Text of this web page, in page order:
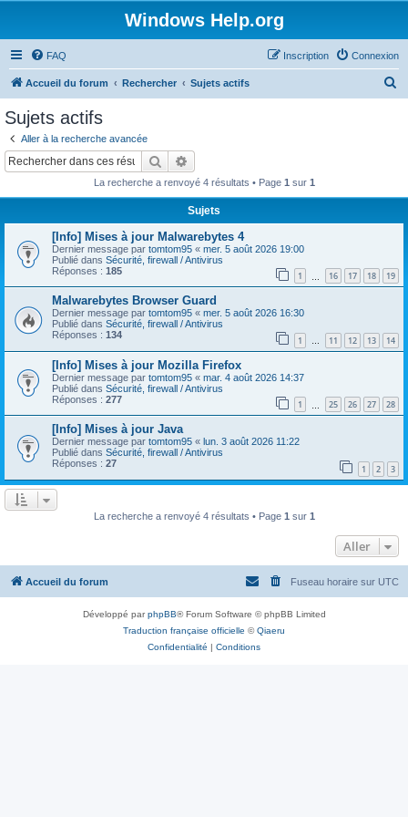
Windows Help.org
FAQ Connexion
Inscription
Accueil du forum Rechercher Sujets actifs
Sujets actifs
Aller à la recherche avancée
Rechercher
La recherche a renvoyé 4 résultats • Page 1 sur 1
Sujets
[Info] Mises à jour Malwarebytes 4
Dernier message par tomtom95 « mer. 5 août 2026 19:00
Publié dans Sécurité, firewall / Antivirus
Réponses : 185 1 16 17 18 19
Malwarebytes Browser Guard
Dernier message par tomtom95 « mer. 5 août 2026 16:30
Publié dans Sécurité, firewall / Antivirus
Réponses : 134 1 … 11 12 13 14
[Info] Mises à jour Mozilla Firefox
Dernier message par tomtom95 « mar. 4 août 2026 14:37
Publié dans Sécurité, firewall / Antivirus
Réponses : 277 1 25 26 27 28
[Info] Mises à jour Java
Dernier message par tomtom95 « lun. 3 août 2026 11:22
Publié dans Sécurité, firewall / Antivirus
Réponses : 27 1 2 3
La recherche a renvoyé 4 résultats • Page 1 sur 1
Aller
Accueil du forum Fuseau horaire sur UTC
Développé parphpBB® Forum Software © phpBB Limited
Traduction française officielle ©Qiaeru
Confidentialité | Conditions